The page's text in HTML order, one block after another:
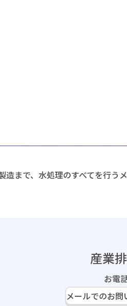
まで、水処理のすべてを行うメ
産業
お電
メールでのお問